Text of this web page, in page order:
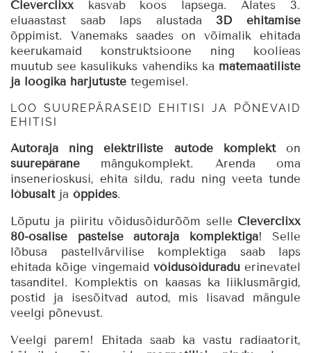
Cleverclixxkasvab koos lapsega. Alates 3.
eluaastast saab laps alustada 3D ehitamise
õppimist. Vanemaks saades on võimalik ehitada
keerukamaid konstruktsioone ning koolieas
muutub see kasulikuks vahendiks ka matemaatiliste
ja loogika harjutuste tegemisel.
LOO SUUREPÄRASEID EHITISI JA PÕNEVAID
EHITISI
Autoraja ning elektriliste autode komplekton
suurepärane mängukomplekt. Arenda oma
insenerioskusi, ehita sildu, radu ning veeta tunde
lõbusaltja õppides.
Lõputu ja piiritu võidusõidurõõm selle Cleverclixx
80-osalise pastelse autoraja komplektiga! Selle
lõbusa pastellvärvilise komplektiga saab laps
ehitada kõige vingemaid võidusõiduraduerinevatel
tasanditel. Komplektis on kaasas ka liiklusmärgid,
postid ja isesõitvad autod, mis lisavad mängule
veelgi põnevust.
Veelgi parem! Ehitada saab ka vastu radiaatorit,